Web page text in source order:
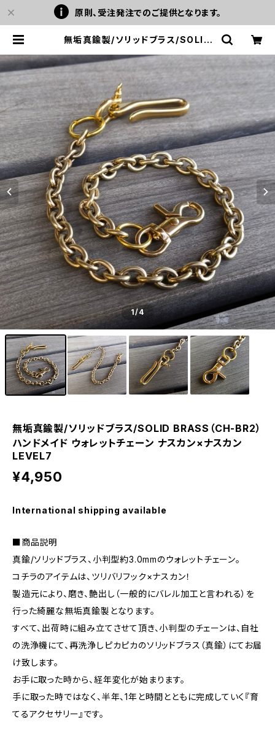
原則、受注発注でのご提供となります。
無垢真鍮製/ソリッドブラス/SOLID
ォレットチェーン ナスカン×ナスカン
LEVEL7 | LEVEL7
1/4
無垢真鍮製/ソリッドブラス/SOLID BRASS（CH-BR2）
ハンドメイド ウォレットチェーン ナスカン×ナスカン
LEVEL7
¥4,950
International shipping available
■商品説明
真鍮/ソリッドブラス、小判型約3.0mmのウォレットチェーン。
コチラのアイテムは、ツリバリフック×ナスカン！
製造元により、磨き、艶出し（一般的にバレル加工と言われる）を
行った綺麗な無垢真鍮製となります。
すべて、出荷時に組み立てさせて頂き、小判型のチェーンは、自社
の洗浄機にて、再洗浄しピカピカのソリッドブラス（真鍮）にてお届
け致します。
お手に取った時から、経年変化が始まります。
手に取った時ではなく、半年、1年と時間とともに完成していく『育
てるアクセサリー』です。